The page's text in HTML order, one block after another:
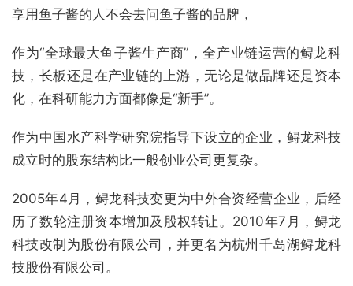
享用鱼子酱的人不会去问鱼子酱的品牌，
作为“全球最大鱼子酱生产商”，全产业链运营的鲟龙科
技，长板还是在产业链的上游，无论是做品牌还是资本
化，在科研能力方面都像是“新手”。
作为中国水产科学研究院指导下设立的企业，鲟龙科技
成立时的股东结构比一般创业公司更复杂。
2005年4月，鲟龙科技变更为中外合资经营企业，后经
历了数轮注册资本增加及股权转让。2010年7月，鲟龙
科技改制为股份有限公司，并更名为杭州千岛湖鲟龙科
技股份有限公司。